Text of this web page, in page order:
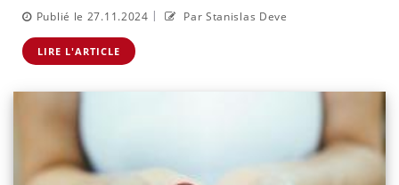
Publié le 27.11.2024 | Par Stanislas Deve
LIRE L'ARTICLE